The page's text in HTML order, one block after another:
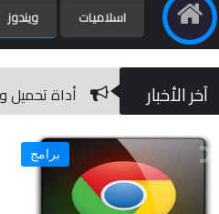
اسلاميات ويندوز
آخر الأخبارأداة تحميل ويندوز 10 برابط مباشر من مايكروسوفت / Windows 10 ISO Download Tool 1.2.1.11
برامج